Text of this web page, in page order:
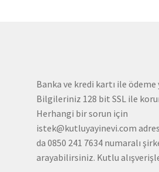
Banka ve kredi kartı ile
Bilgileriniz 128 bit SSL ile
Herhangi bir sorun için
istek@kutluyayinevi.com
da 0850 241 7634 numaralı
arayabilirsiniz. Kutlu